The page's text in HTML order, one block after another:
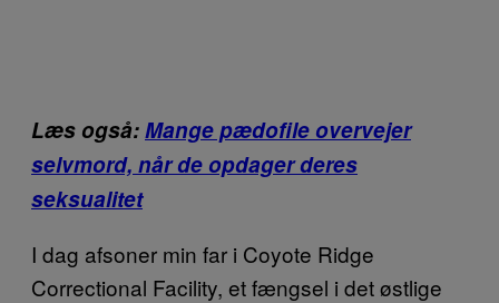
Læs også:Mange pædofile overvejer
selvmord, når de opdager deres
seksualitet
I dag afsoner min far i Coyote Ridge
Correctional Facility, et fængsel i det østlige